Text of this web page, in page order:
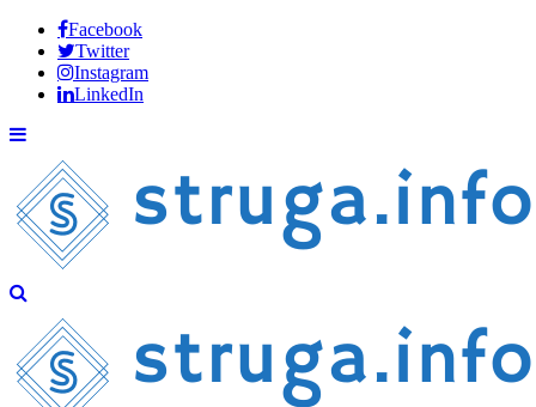
Facebook
Twitter
Instagram
LinkedIn